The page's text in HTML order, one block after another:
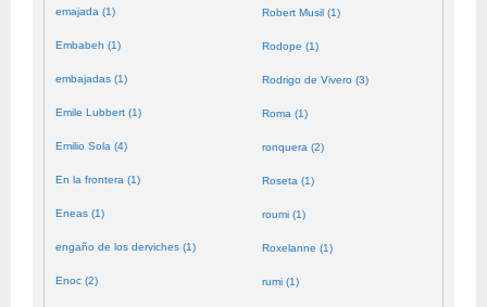
emajada (1)
Embabeh (1)
embajadas (1)
Emile Lubbert (1)
Emilio Sola (4)
En la frontera (1)
Eneas (1)
engaño de los derviches (1)
Enoc (2)
Robert Musil (1)
Rodope (1)
Rodrigo de Vivero (3)
Roma (1)
ronquera (2)
Roseta (1)
roumi (1)
Roxelanne (1)
rumi (1)